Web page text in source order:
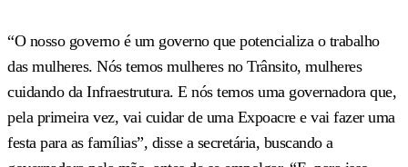
“O nosso governo é um governo que potencializa o trabalho
das mulheres. Nós temos mulheres no Trânsito, mulheres
cuidando da Infraestrutura. E nós temos uma governadora que,
pela primeira vez, vai cuidar de uma Expoacre e vai fazer uma
festa para as famílias”, disse a secretária, buscando a